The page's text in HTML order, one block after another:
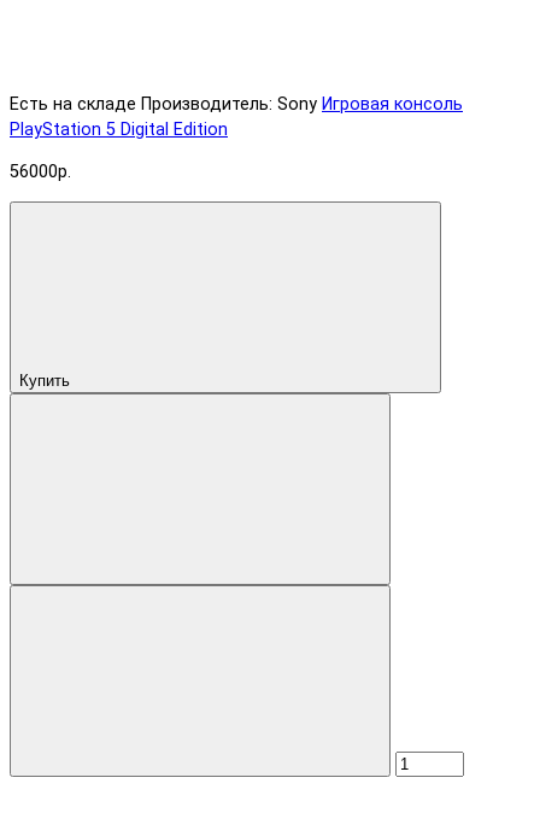
Есть на складе Производитель: Sony Игровая консоль
PlayStation 5 Digital Edition
56000р.
Купить